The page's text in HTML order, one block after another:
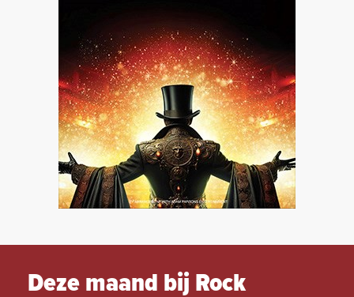
Deze maand bij Rock